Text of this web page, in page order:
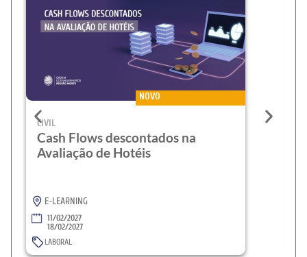
NOVO
CIVIL
Cash Flows descontados na
Avaliação de Hotéis
E-LEARNING
11/02/2027
18/02/2027
LABORAL